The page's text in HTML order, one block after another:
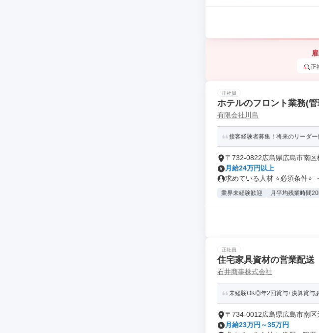
正
正社員
ホテルのフロント業務(
有限会社川島
接客経験者募集！将来のリーダ
〒732-0822広島県広島市南区
月給24万円以上
求めている人材 ⭐必須条件⭐
業界未経験歓迎 月平均残業時間
正社員
住宅家具資材の営業配送
石井商事株式会社
未経験OK◎年2回賞与+決算賞与
〒734-0012広島県広島市南区
月給23万円～35万円